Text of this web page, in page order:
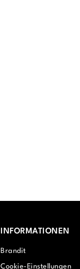
INFORMATIONEN
Brandit
Cookie-Einstellungen